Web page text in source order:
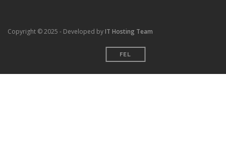
Copyright © 2025 - Developed byIT Hosting Team
FEL